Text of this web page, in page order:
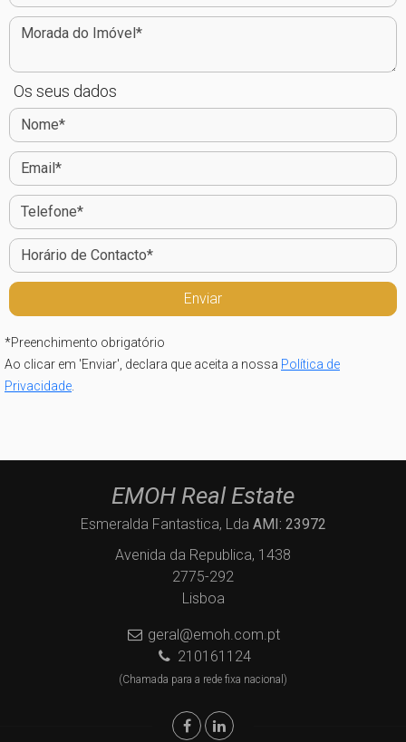
Os seus dados
*Preenchimento obrigatório
Ao clicar em 'Enviar', declara que aceita a nossa Política de
Privacidade.
EMOH Real Estate
Esmeralda Fantastica, Lda AMI: 23972
Avenida da Republica, 1438
2775-292
Lisboa
geral@emoh.com.pt
210161124
(Chamada para a rede fixa nacional)